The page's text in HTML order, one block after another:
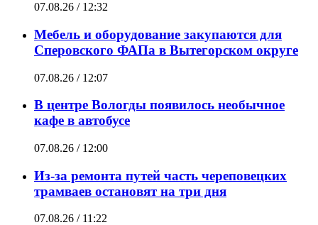
07.08.26 / 12:32
Мебель и оборудование закупаются для
Сперовского ФАПа в Вытегорском округе
07.08.26 / 12:07
В центре Вологды появилось необычное
кафе в автобусе
07.08.26 / 12:00
Из-за ремонта путей часть череповецких
трамваев остановят на три дня
07.08.26 / 11:22